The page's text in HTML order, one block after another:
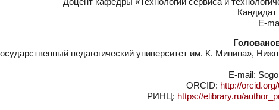
Кандидат
E-
педагогический университет им. К. Минина»,
E-mail:
ORCID: http://
РИНЦ: https://elibrary.ru/